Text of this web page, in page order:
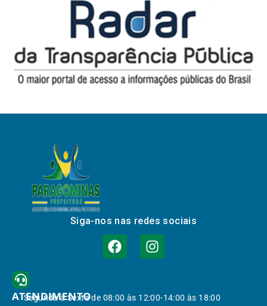
Siga-nos nas redes sociais
ATENDIMENTO
Segunda à Sexta de 08:00 às 12:00-14:00 às 18:00